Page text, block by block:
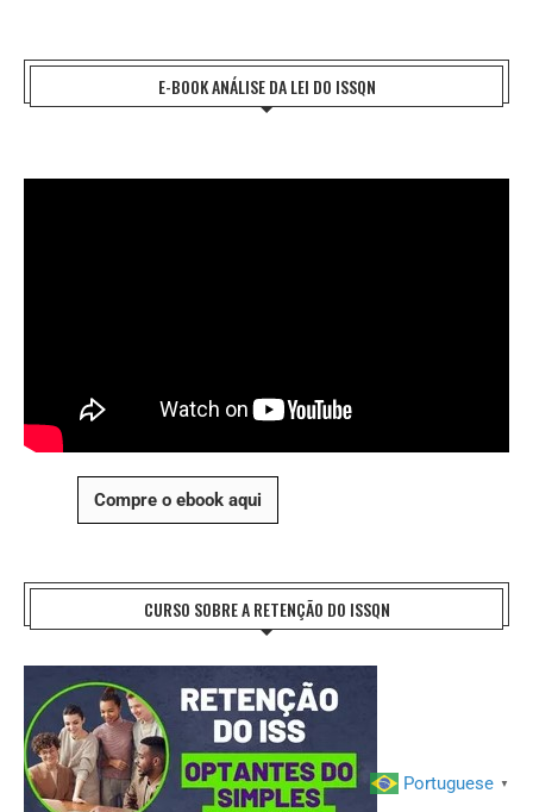
E-BOOK ANÁLISE DA LEI DO ISSQN
Compre o ebook aqui
CURSO SOBRE A RETENÇÃO DO ISSQN
Portuguese ▼